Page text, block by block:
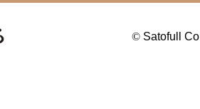
© Satofull